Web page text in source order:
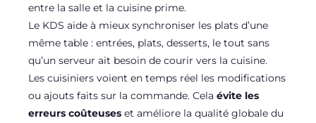
entre la salle et la cuisine prime.
Le KDS aide à mieux synchroniser les plats d’une
même table : entrées, plats, desserts, le tout sans
qu’un serveur ait besoin de courir vers la cuisine.
Les cuisiniers voient en temps réel les modifications
ou ajouts faits sur la commande. Celaévite les
erreurs coûteuses et améliore la qualité globale du